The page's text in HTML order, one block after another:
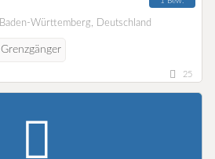
Württemberg, Deutschland
Grenzgänger
25